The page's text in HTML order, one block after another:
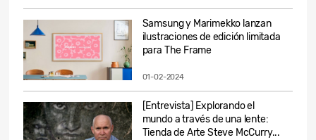
Samsung y Marimekko lanzan
ilustraciones de edición limitada
para The Frame
01-02-2024
[Entrevista] Explorando el
mundo a través de una lente:
Tienda de Arte Steve McCurry...